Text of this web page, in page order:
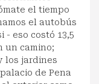
el tiempo
el autobús
- eso costó 13,5
un camino;
los jardines
de Pena